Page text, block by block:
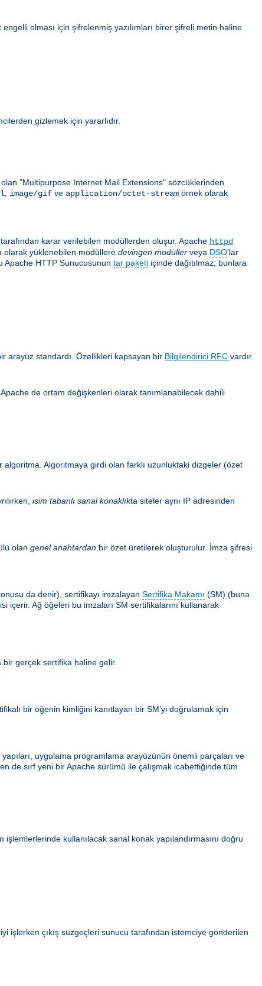
olması için şifrelenmiş yazılımları birer şifreli metin haline
gizlemek için yararlıdır.
"Multipurpose Internet Mail Extensions" sözcüklerinden
image/gif ve application/octet-stream örnek olarak
karar verilebilen modüllerden oluşur. Apache httpd
olarak yüklenebilen modüllere devingen modüller veya DSO’lar
Apache HTTP Sunucusunun tar paketi içinde dağıtılmaz; bunlara
arayüz standardı. Özellikleri kapsayan bir Bilgilendirici RFC vardır.
de ortam değişkenleri olarak tanımlanabilecek dahili
Algoritmaya girdi olan farklı uzunluktaki dizgeler (özet
isim tabanlı sanal konaklıkta siteler aynı IP adresinden
olan genel anahtardan bir özet üretilerek oluşturulur. İmza şifresi
da denir), sertifikayı imzalayan Sertifika Makamı (SM) (buna
içerir. Ağ öğeleri bu imzaları SM sertifikalarını kullanarak
bir gerçek sertifika haline gelir.
bir öğenin kimliğini kanıtlayan bir SM’yi doğrulamak için
uygulama programlama arayüzünün önemli parçaları ve
de sırf yeni bir Apache sürümü ile çalışmak icabettiğinde tüm
kullanılacak sanal konak yapılandırmasını doğru
işlerken çıkış süzgeçleri sunucu tarafından istemciye gönderilen